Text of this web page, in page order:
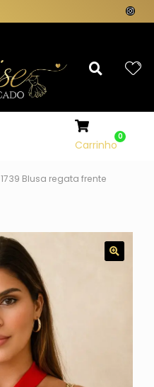
Carrinho
0
1739 Blusa regata frente